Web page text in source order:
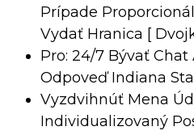
Prípade
Vydať Hranica [
Pro: 24/7 Bývať
Odpoveď Indiana
Vyzdvihnúť Mena
Individualizovaný